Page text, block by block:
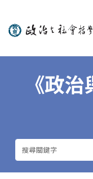
政治與社會
《政